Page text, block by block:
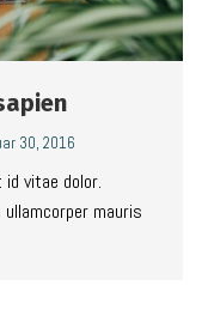
30, 2016
vitae dolor.
mauris